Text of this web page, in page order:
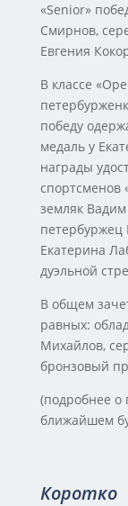
«Senior»
Смирнов,
Евгения
В классе
победу
медаль у
награды
спортсменов
земляк
петербуржец
Екатерина
дуэльной
В общем
равных:
Михайлов,
бронзовый
(подробнее о
ближайшем
Коротко